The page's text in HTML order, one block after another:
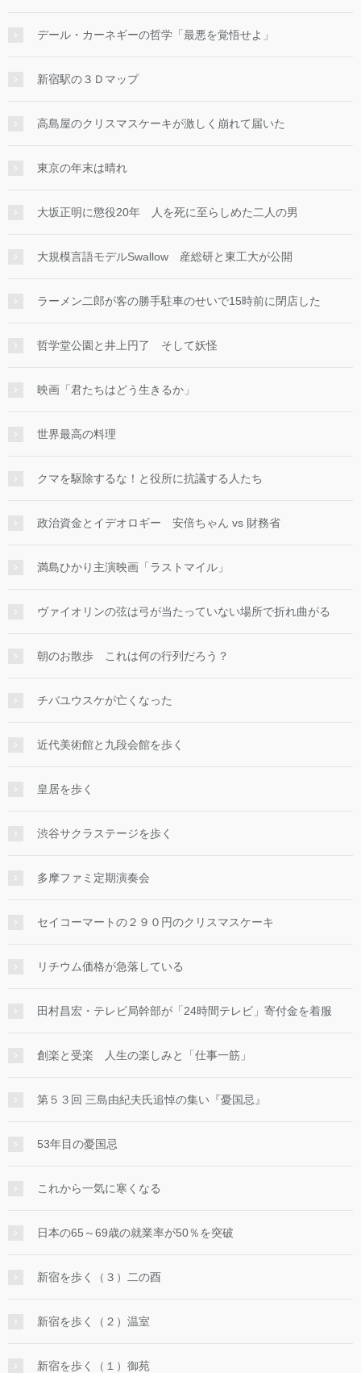
デール・カーネギーの哲学「最悪を覚悟せよ」
新宿駅の３Ｄマップ
高島屋のクリスマスケーキが激しく崩れて届いた
東京の年末は晴れ
大坂正明に懲役20年 人を死に至らしめた二人の男
大規模言語モデルSwallow 産総研と東工大が公開
ラーメン二郎が客の勝手駐車のせいで15時前に閉店した
哲学堂公園と井上円了 そして妖怪
映画「君たちはどう生きるか」
世界最高の料理
クマを駆除するな！と役所に抗議する人たち
政治資金とイデオロギー 安倍ちゃん vs 財務省
満島ひかり主演映画「ラストマイル」
ヴァイオリンの弦は弓が当たっていない場所で折れ曲がる
朝のお散歩 これは何の行列だろう？
チバユウスケが亡くなった
近代美術館と九段会館を歩く
皇居を歩く
渋谷サクラステージを歩く
多摩ファミ定期演奏会
セイコーマートの２９０円のクリスマスケーキ
リチウム価格が急落している
田村昌宏・テレビ局幹部が「24時間テレビ」寄付金を着服
創楽と受楽 人生の楽しみと「仕事一筋」
第５３回 三島由紀夫氏追悼の集い『憂国忌』
53年目の憂国忌
これから一気に寒くなる
日本の65～69歳の就業率が50％を突破
新宿を歩く（３）二の酉
新宿を歩く（２）温室
新宿を歩く（１）御苑